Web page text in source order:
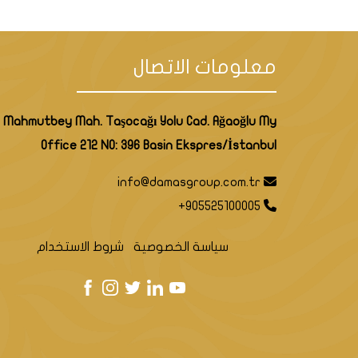
معلومات الاتصال
Mahmutbey Mah. Taşocağı Yolu Cad. Ağaoğlu My
Office 212 NO: 396 Basin Ekspres/İstanbul
info@damasgroup.com.tr
+905525100005
سياسة الخصوصية شروط الاستخدام